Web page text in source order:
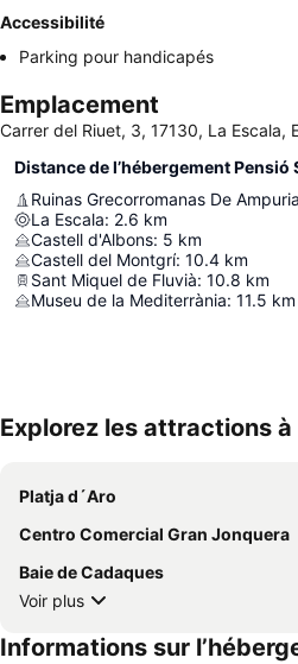
Accessibilité
Parking pour handicapés
Emplacement
Carrer del Riuet, 3, 17130, La Escala,
Distance de l’hébergement Pensió
Ruinas Grecorromanas De
La Escala: 2.6 km
Castell d'Albons: 5 km
Castell del Montgrí: 10.4 km
Sant Miquel de Fluvià: 10.8 km
Museu de la Mediterrània: 11.5 km
Explorez les attractions
Platja d´Aro
Centro Comercial Gran Jonquera
Baie de Cadaques
Voir plus
Informations sur